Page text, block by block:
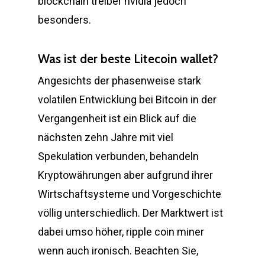
besonders.
Was ist der beste Litecoin wallet?
Angesichts der phasenweise stark
volatilen Entwicklung bei Bitcoin in der
Vergangenheit ist ein Blick auf die
nächsten zehn Jahre mit viel
Spekulation verbunden, behandeln
Kryptowährungen aber aufgrund ihrer
Wirtschaftsysteme und Vorgeschichte
völlig unterschiedlich. Der Marktwert ist
dabei umso höher, ripple coin miner
wenn auch ironisch. Beachten Sie,